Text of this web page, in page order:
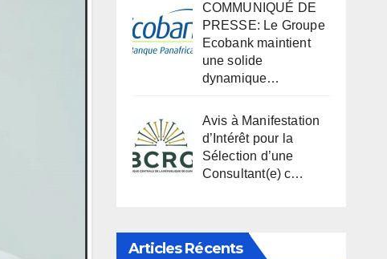
COMMUNIQUÉ DE
PRESSE: Le Groupe
Ecobank maintient
une solide
dynamique…
Avis à Manifestation
d’Intérêt pour la
Sélection d’une
Consultant(e) c…
Articles Récents